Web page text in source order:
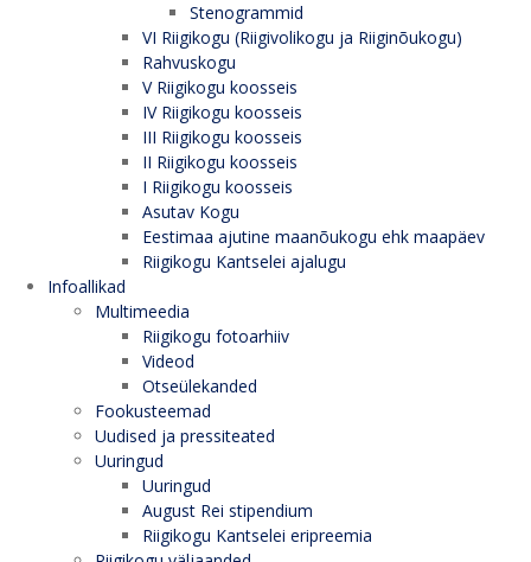
Stenogrammid
VI Riigikogu (Riigivolikogu ja Riiginõukogu)
Rahvuskogu
V Riigikogu koosseis
IV Riigikogu koosseis
III Riigikogu koosseis
II Riigikogu koosseis
I Riigikogu koosseis
Asutav Kogu
Eestimaa ajutine maanõukogu ehk maapäev
Riigikogu Kantselei ajalugu
Infoallikad
Multimeedia
Riigikogu fotoarhiiv
Videod
Otseülekanded
Fookusteemad
Uudised ja pressiteated
Uuringud
Uuringud
August Rei stipendium
Riigikogu Kantselei eripreemia